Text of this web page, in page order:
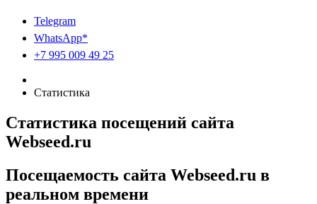
Telegram
WhatsApp*
+7 995 009 49 25
Статистика
Статистика посещений сайта
Webseed.ru
Посещаемость сайта Webseed.ru в
реальном времени